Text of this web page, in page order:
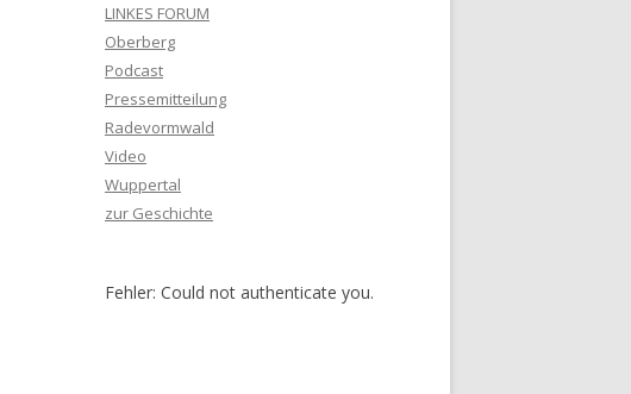
LINKES FORUM
Oberberg
Podcast
Pressemitteilung
Radevormwald
Video
Wuppertal
zur Geschichte
Fehler: Could not authenticate you.